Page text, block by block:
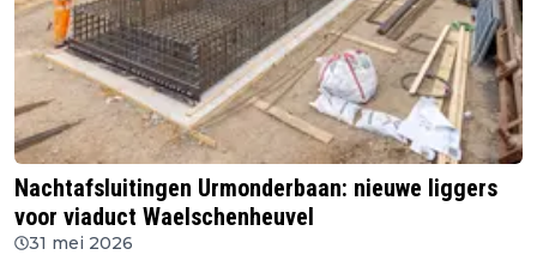
Nachtafsluitingen Urmonderbaan: nieuwe liggers
voor viaduct Waelschenheuvel
31 mei 2026